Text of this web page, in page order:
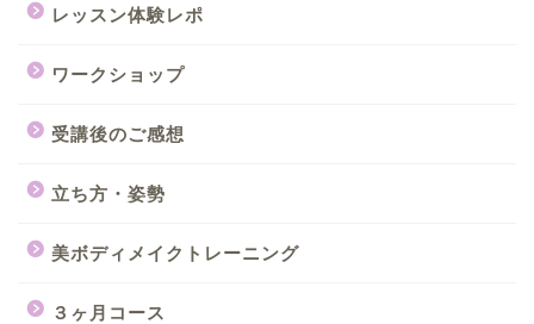
レッスン体験レポ
ワークショップ
受講後のご感想
立ち方・姿勢
美ボディメイクトレーニング
３ヶ月コース